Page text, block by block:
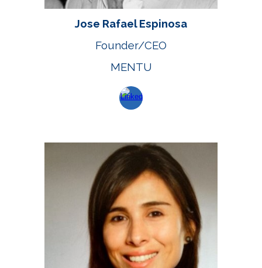
Jose Rafael Espinosa
Founder/CEO
MENTU